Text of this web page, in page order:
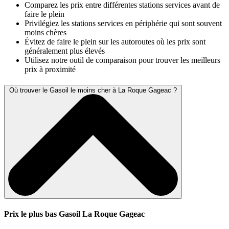
Comparez les prix entre différentes stations services avant de
faire le plein
Privilégiez les stations services en périphérie qui sont souvent
moins chères
Évitez de faire le plein sur les autoroutes où les prix sont
généralement plus élevés
Utilisez notre outil de comparaison pour trouver les meilleurs
prix à proximité
Où trouver le Gasoil le moins cher à La Roque Gageac ?
Prix le plus bas Gasoil La Roque Gageac